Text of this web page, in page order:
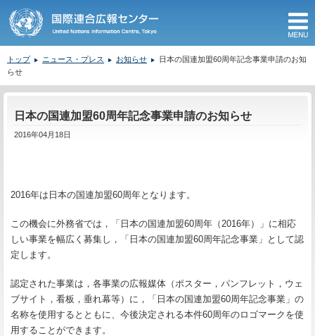
トップ ニュース・プレス お知らせ
日本の国連加盟60周年記念事業申請のお知
らせ
日本の国連加盟60周年記念事業申請のお知らせ
2016年04月18日
2016年は日本の国連加盟60周年となります。
この機会に外務省では，「日本の国連加盟60周年（2016年）」に相応
しい事業を幅広く募集し，「日本の国連加盟60周年記念事業」として認
定します。
認定された事業は，各事業の広報媒体（ポスター，パンフレット，ウェ
ブサイト，看板，垂れ幕等）に，「日本の国連加盟60周年記念事業」の
名称を使用するとともに、今後決定される本件60周年のロゴマークを使
用することができます。